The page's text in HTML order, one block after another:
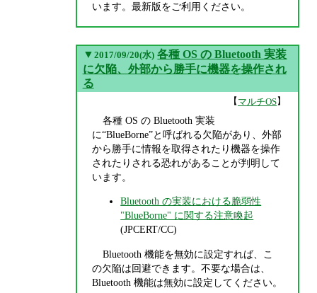
います。最新版をご利用ください。
▼ 2017/09/20(水) 各種 OS の Bluetooth 実装
に欠陥、外部から勝手に機器を操作され
る
【 マルチOS】
各種 OS の Bluetooth 実装
に“BlueBorne”と呼ばれる欠陥があり、外部
から勝手に情報を取得されたり機器を操作
されたりされる恐れがあることが判明して
います。
Bluetooth の実装における脆弱性
"BlueBorne" に関する注意喚起
(JPCERT/CC)
Bluetooth 機能を無効に設定すれば、こ
の欠陥は回避できます。不要な場合は、
Bluetooth 機能は無効に設定してください。